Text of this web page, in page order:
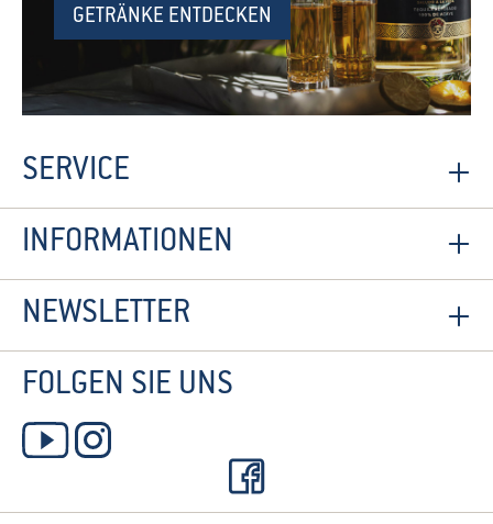
GETRÄNKE ENTDECKEN
SERVICE
INFORMATIONEN
NEWSLETTER
FOLGEN SIE UNS